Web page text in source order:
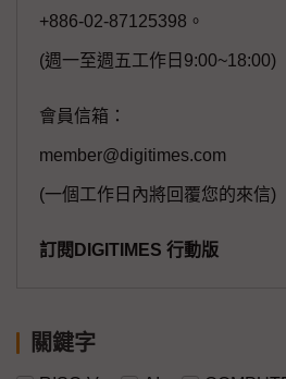
+886-02-87125398。
(週一至週五工作日9:00~18:00)
會員信箱：
member@digitimes.com
(一個工作日內將回覆您的來信)
訂閱DIGITIMES 行動版
關鍵字